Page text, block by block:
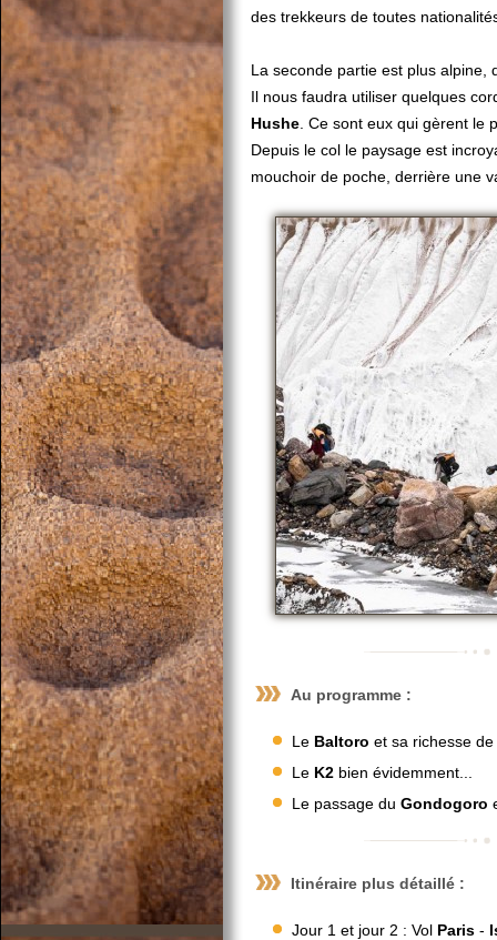
des trekkeurs de toutes
La seconde partie est plus alpine,
Il nous faudra utiliser quelques
Hushe . Ce sont eux qui gèrent
Depuis le col le paysage est
mouchoir de poche, derrière une
Au programme :
Le Baltoro et sa richesse
Le K2 bien évidemment...
Le passage du Gondogoro
Itinéraire plus détaillé :
Jour 1 et jour 2 : Vol Paris -